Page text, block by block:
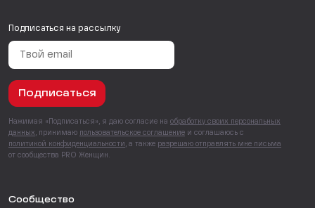
Подписаться на рассылку
Подписаться
Нажимая «Подписаться», я даю согласие на обработку своих персональных
данных , принимаю пользовательское соглашение и соглашаюсь с
политикой конфиденциальности , а также разрешаю отправлять мне письма
от сообщества PRO Женщин.
Сообщество